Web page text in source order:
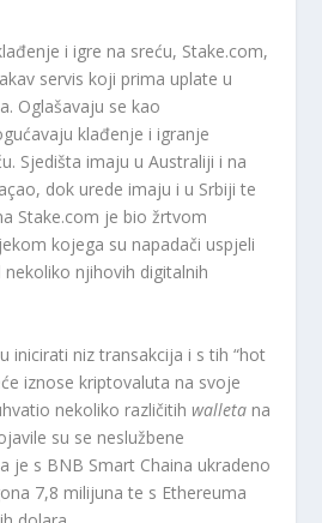
i igre na sreću, Stake.com,
servis koji prima uplate u
Oglašavaju se kao
klađenje i igranje
Sjedišta imaju u Australiji i na
dok urede imaju i u Srbiji te
Stake.com je bio žrtvom
kojega su napadači uspjeli
njihovih digitalnih
inicirati niz transakcija i s tih “hot
iznose kriptovaluta na svoje
nekoliko različitihwalleta na
su se neslužbene
je s BNB Smart Chaina ukradeno
7,8 milijuna te s Ethereuma